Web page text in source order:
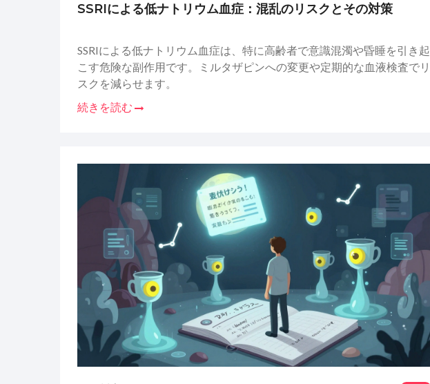
SSRIによる低ナトリウム血症：混乱のリスクとその対策
SSRIによる低ナトリウム血症は、特に高齢者で意識混濁や昏睡を引き起
こす危険な副作用です。ミルタザピンへの変更や定期的な血液検査でリ
スクを減らせます。
続きを読む